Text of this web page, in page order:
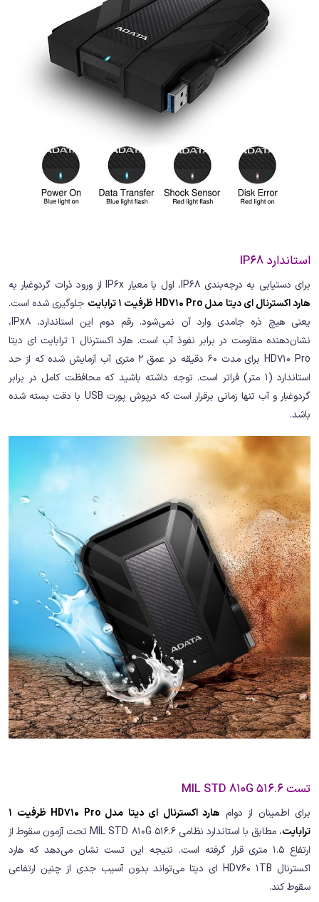
استاندارد IP68
برای دستیابی به درجه‌بندی IP68، اول با معیار IP6x از ورود ذرات گردوغبار به
هارد اکسترنال ای دیتا مدل HD710 Pro ظرفیت 1 ترابایت
جلوگیری شده است.
یعنی هیچ ذره جامدی وارد آن نمی‌شود. رقم دوم این استاندارد، IPx8،
نشان‌دهنده مقاومت در برابر نفوذ آب است. هارد اکسترنال 1 ترابایت ای دیتا
HD710 Pro برای مدت 60 دقیقه در عمق 2 متری آب آزمایش شده که از حد
استاندارد (1 متر) فراتر است. توجه داشته باشید که محافظت کامل در برابر
گردوغبار و آب تنها زمانی برقرار است که درپوش پورت USB با دقت بسته شده
باشد.
تست MIL STD 810G 516.6
برای اطمینان از دوام
هارد اکسترنال ای دیتا مدل HD710 Pro ظرفیت 1
ترابایت
، مطابق با استاندارد نظامی MIL STD 810G 516.6 تحت آزمون سقوط از
ارتفاع 1.5 متری قرار گرفته است. نتیجه این تست نشان می‌دهد که هارد
اکسترنال HD760 1TB ای دیتا می‌تواند بدون آسیب جدی از چنین ارتفاعی
سقوط کند.